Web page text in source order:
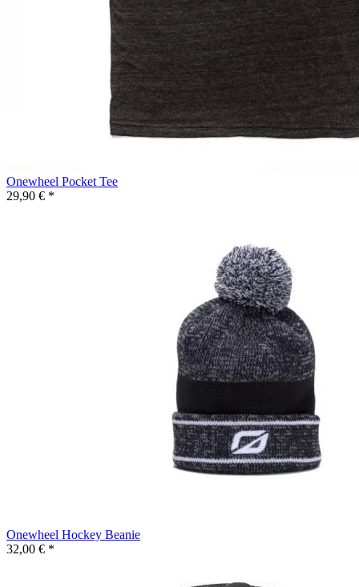
Onewheel Pocket Tee
29,90 € *
Onewheel Hockey Beanie
32,00 € *